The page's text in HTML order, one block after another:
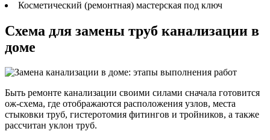
Косметический (ремонтная) мастерская под ключ
Схема для замены труб канализации в
доме
Быть ремонте канализации своими силами сначала готовится
ож-схема, где отображаются расположения узлов, места
стыковки труб, гистеротомия фитингов и тройников, а также
рассчитан уклон труб.